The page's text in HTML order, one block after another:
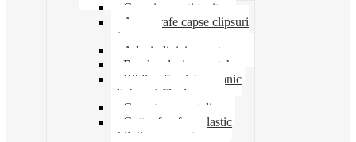
Cosuri suporti tavite
Ace agrafe capse clipsuri
pioneze
Adeziv lipici corectoare
Banda adeziva-scotch
Biblioraft caiet mecanic
clipboard file dosare
Capsatoare metalice
Cutter foarfeca elastic
ghilotina magnet